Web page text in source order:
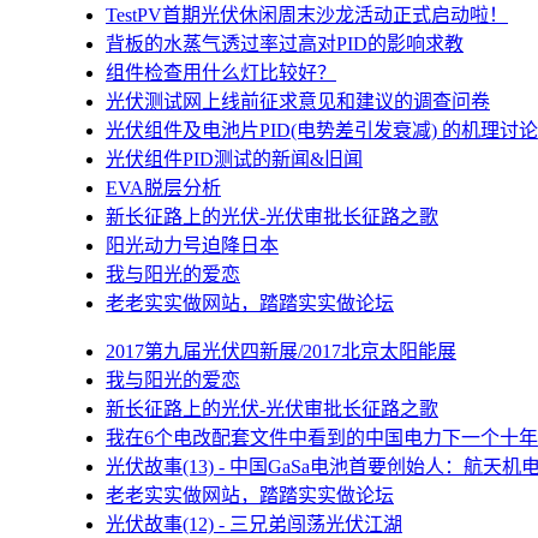
TestPV首期光伏休闲周末沙龙活动正式启动啦！
背板的水蒸气透过率过高对PID的影响求教
组件检查用什么灯比较好？
光伏测试网上线前征求意见和建议的调查问卷
光伏组件及电池片PID(电势差引发衰减) 的机理讨论
光伏组件PID测试的新闻&旧闻
EVA脱层分析
新长征路上的光伏-光伏审批长征路之歌
阳光动力号迫降日本
我与阳光的爱恋
老老实实做网站，踏踏实实做论坛
2017第九届光伏四新展/2017北京太阳能展
我与阳光的爱恋
新长征路上的光伏-光伏审批长征路之歌
我在6个电改配套文件中看到的中国电力下一个十年
光伏故事(13) - 中国GaSa电池首要创始人：航天机
老老实实做网站，踏踏实实做论坛
光伏故事(12) - 三兄弟闯荡光伏江湖